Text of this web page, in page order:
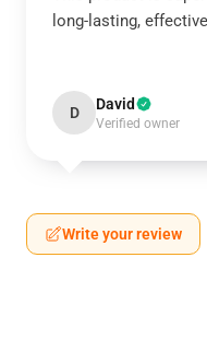
long-lasting,
D David
Verified owner
Write your review